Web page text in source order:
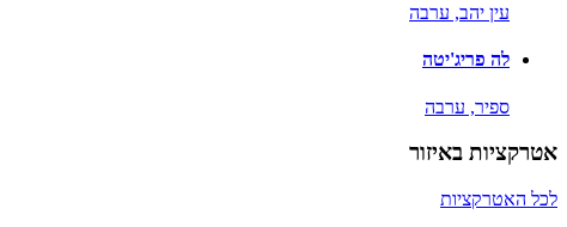
עין יהב, ערבה
לה פריג'יטה
ספיר, ערבה
אטרקציות באיזור
לכל האטרקציות